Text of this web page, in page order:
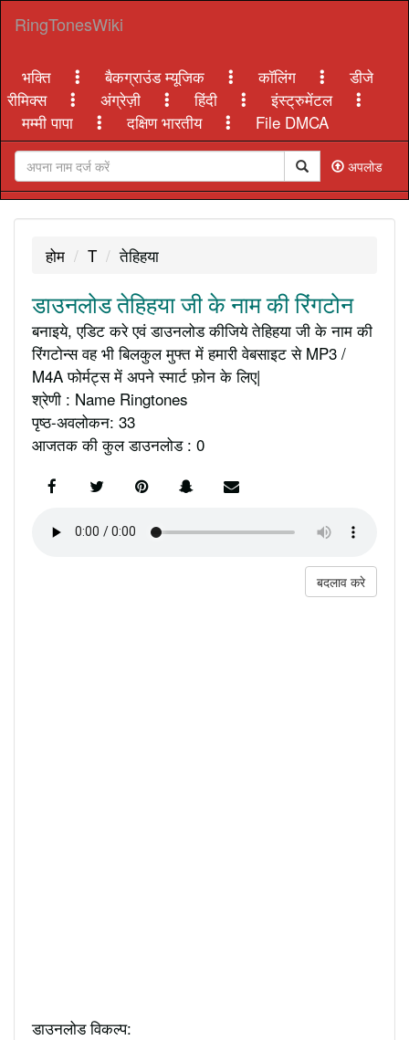
RingTonesWiki
भक्ति बैकग्राउंड म्यूजिक कॉलिंग
डीजे
रीमिक्स
अंग्रेज़ी हिंदी
इंस्ट्रुमेंटल
मम्मी पापा
दक्षिण भारतीय File DMCA
अपलोड
होम T तेहिहया
डाउनलोड तेहिहया जी के नाम की रिंगटोन
बनाइये, एडिट करे एवं डाउनलोड कीजिये तेहिहया जी के नाम की
रिंगटोन्स वह भी बिलकुल मुफ्त में हमारी वेबसाइट से MP3 /
M4A फोर्मट्स में अपने स्मार्ट फ़ोन के लिए|
श्रेणी : Name Ringtones
पृष्ठ-अवलोकन: 33
आजतक की कुल डाउनलोड : 0
बदलाव करे
डाउनलोड विकल्प: